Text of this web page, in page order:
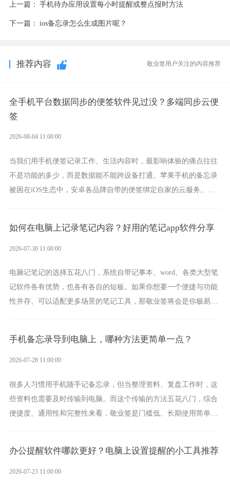
上一篇： 手机待办应用设置每小时提醒或整点报时方法
下一篇： ios备忘录怎么生成图片呢？
推荐内容 敬业签用户关注的内容推荐
全手机平台数据同步的便签软件见过没？多端同步云便
签
2026-08-04 11:00:00
当我们用手机便签记录工作、生活内容时，最影响体验的痛点往往
不是功能的多少，而是数据能不能跨设备打通。苹果手机的备忘录
被困在iOS生态中，安卓各品牌自带的便签绑定自家的云服务。而
如何在电脑上记录笔记内容？好用的笔记app软件分享
2026-07-30 11:00:00
电脑记笔记的选择五花八门，系统自带记事本、word、各类大型笔
记软件各有优势，也各有各自的短板。如果你想要一个便捷与功能
性并存、可以适配更多场景的笔记工具，那敬业签将会是你极易上
手机备忘录导到电脑上，哪种方法更简单一点？
2026-07-28 11:00:00
很多人习惯用手机随手记备忘录，但当整理资料、复盘工作时，这
些资料也需要及时传输到电脑。而这个传输的方法五花八门，综合
便捷度、通用性和完整性来看，敬业签是门槛低、长期使用简单的
办公提醒软件哪款更好？电脑上设置提醒的小工具推荐
2026-07-23 11:00:00